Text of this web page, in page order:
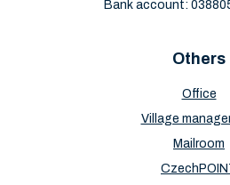
Bank account:
Others
Office
Village
Mailroom